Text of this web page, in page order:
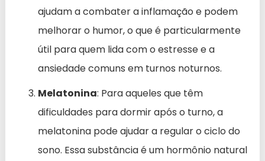
ajudam a combater a inflamação e podem
melhorar o humor, o que é particularmente
útil para quem lida com o estresse e a
ansiedade comuns em turnos noturnos.
Melatonina: Para aqueles que têm
dificuldades para dormir após o turno, a
melatonina pode ajudar a regular o ciclo do
sono. Essa substância é um hormônio natural